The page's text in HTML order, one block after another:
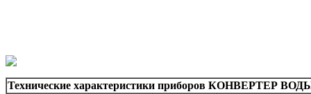
Технические характеристики приборов КОНВЕРТЕР ВОДЫ